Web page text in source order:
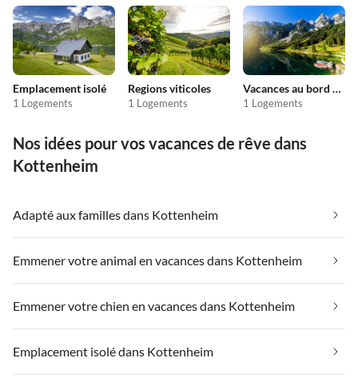
Emplacement isolé
1 Logements
Regions viticoles
1 Logements
Vacances au bord du lac
1 Logements
Nos idées pour vos vacances de rêve dans
Kottenheim
Adapté aux familles dans Kottenheim
Emmener votre animal en vacances dans Kottenheim
Emmener votre chien en vacances dans Kottenheim
Emplacement isolé dans Kottenheim